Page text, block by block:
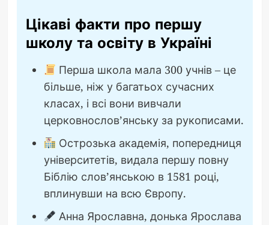
Цікаві факти про першу
школу та освіту в Україні
Перша школа мала 300 учнів – це
більше, ніж у багатьох сучасних
класах, і всі вони вивчали
церковнослов’янську за рукописами.
Острозька академія, попередниця
університетів, видала першу повну
Біблію слов’янською в 1581 році,
вплинувши на всю Європу.
Анна Ярославна, донька Ярослава